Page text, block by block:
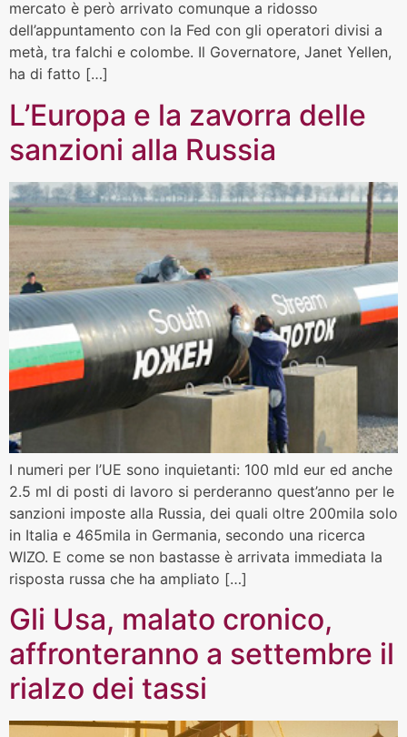
mercato è però arrivato comunque a ridosso
dell’appuntamento con la Fed con gli operatori divisi a
metà, tra falchi e colombe. Il Governatore, Janet Yellen,
ha di fatto […]
L’Europa e la zavorra delle
sanzioni alla Russia
I numeri per l’UE sono inquietanti: 100 mld eur ed anche
2.5 ml di posti di lavoro si perderanno quest’anno per le
sanzioni imposte alla Russia, dei quali oltre 200mila solo
in Italia e 465mila in Germania, secondo una ricerca
WIZO. E come se non bastasse è arrivata immediata la
risposta russa che ha ampliato […]
Gli Usa, malato cronico,
affronteranno a settembre il
rialzo dei tassi